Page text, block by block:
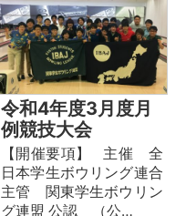
令和4年度3月度月
例競技大会
【開催要項】 主催 全
日本学生ボウリング連合
主管 関東学生ボウリン
グ連盟 公認 （公…